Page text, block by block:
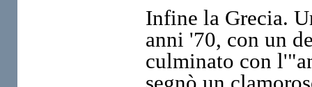
Infine la Grecia.
anni '70, con un
culminato con